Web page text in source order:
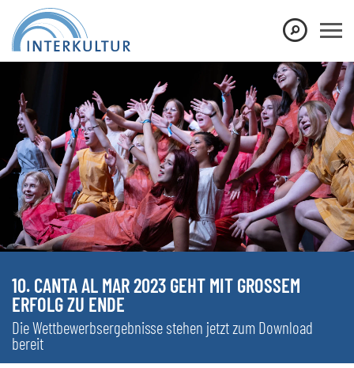
10. CANTA AL MAR 2023 GEHT MIT GROSSEM E
RFOLG ZU ENDE
Die Wettbewerbsergebnisse stehen jetzt zum Download
bereit